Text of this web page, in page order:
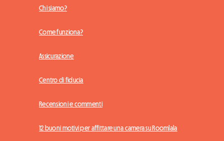
Chi siamo?
Come funziona?
Assicurazione
Centro di fiducia
Recensioni e commenti
12 buoni motivi per affittare una camera su Roomlala